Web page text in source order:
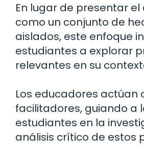
En lugar de presentar
como un conjunto de
aislados, este enfoque
estudiantes a explorar
relevantes en su
Los educadores actúan
facilitadores, guiando a
estudiantes en la
análisis crítico de estos